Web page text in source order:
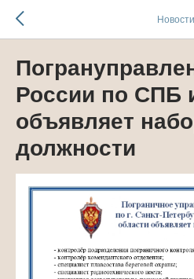
Новости
России по СПБ
объявляет
должности